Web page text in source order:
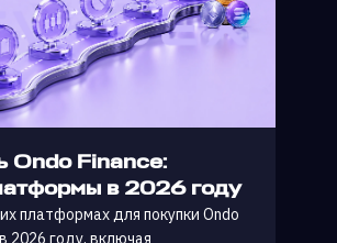
Ondo Finance:
в 2026 году
платформах для покупки Ondo
2026 году, включая